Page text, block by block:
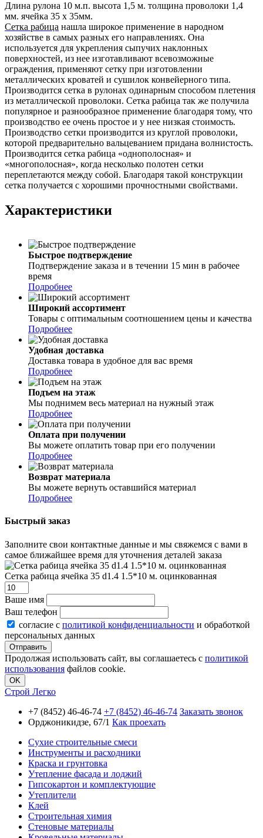
Длина рулона 10 м.п. высота 1,5 м. толщина проволоки 1,4
мм. ячейка 35 х 35мм.
Сетка рабица нашла широкое применение в народном
хозяйстве в самых разных его направлениях. Она
используется для укрепления сыпучих наклонных
поверхностей, из нее изготавливают всевозможные
ограждения, применяют сетку при изготовлении
металлических кроватей и сушилок конвейерного типа.
Производится сетка в рулонах одинарным способом плетения
из металлической проволоки. Сетка рабица так же получила
популярное и разнообразное применение благодаря тому, что
производство ее очень простое и у нее низкая стоимость.
Производство сетки производится из круглой проволоки,
которой предварительно вальцеванием придана волнистость.
Производится сетка рабица «однополосная» и
«многополосная», когда несколько полотен сетки
переплетаются между собой. Благодаря такой конструкции
сетка получается с хорошими прочностными свойствами.
Характеристики
Быстрое подтверждение
Подтверждение заказа и в течении 15 мин в рабочее
время
Подробнее
Широкий ассортимент
Товары с оптимальным соотношением цены и качества
Подробнее
Удобная доставка
Доставка товара в удобное для вас время
Подробнее
Подъем на этаж
Мы поднимем весь материал на нужный этаж
Подробнее
Оплата при получении
Вы можете оплатить товар при его получении
Подробнее
Возврат материала
Вы можете вернуть оставшийся материал
Подробнее
Быстрый заказ
Заполните свои контактные данные и мы свяжемся с вами в
самое ближайшее время для уточнения деталей заказа
Сетка рабица ячейка 35 d1.4 1.5*10 м. оцинкованная
Ваше имя
Ваш телефон
согласие с политикой конфиденциальности и обработкой
персональных данных
Продолжая использовать сайт, вы соглашаетесь с политикой
использования файлов cookie.
OK
Строй Легко
+7 (8452) 46-46-74 +7 (8452) 46-46-74 Заказать звонок
Орджоникидзе, 67/1 Как проехать
Сухие строительные смеси
Инструменты и расходники
Краска и грунтовка
Утепление фасада и лоджий
Гипсокартон и комплектующие
Утеплители
Клей
Строительная химия
Стеновые материалы